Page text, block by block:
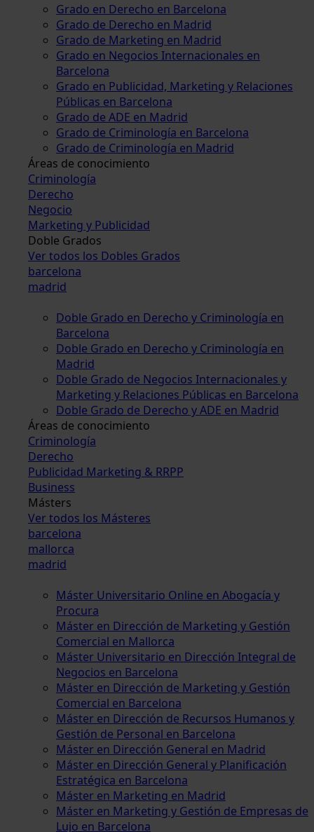
Grado en Derecho en Barcelona
Grado de Derecho en Madrid
Grado de Marketing en Madrid
Grado en Negocios Internacionales en
Barcelona
Grado en Publicidad, Marketing y Relaciones
Públicas en Barcelona
Grado de ADE en Madrid
Grado de Criminología en Barcelona
Grado de Criminología en Madrid
Áreas de conocimiento
Criminología
Derecho
Negocio
Marketing y Publicidad
Doble Grados
Ver todos los Dobles Grados
barcelona
madrid
Doble Grado en Derecho y Criminología en
Barcelona
Doble Grado en Derecho y Criminología en
Madrid
Doble Grado de Negocios Internacionales y
Marketing y Relaciones Públicas en Barcelona
Doble Grado de Derecho y ADE en Madrid
Áreas de conocimiento
Criminología
Derecho
Publicidad Marketing & RRPP
Business
Másters
Ver todos los Másteres
barcelona
mallorca
madrid
Máster Universitario Online en Abogacía y
Procura
Máster en Dirección de Marketing y Gestión
Comercial en Mallorca
Máster Universitario en Dirección Integral de
Negocios en Barcelona
Máster en Dirección de Marketing y Gestión
Comercial en Barcelona
Máster en Dirección de Recursos Humanos y
Gestión de Personal en Barcelona
Máster en Dirección General en Madrid
Máster en Dirección General y Planificación
Estratégica en Barcelona
Máster en Marketing en Madrid
Máster en Marketing y Gestión de Empresas de
Lujo en Barcelona